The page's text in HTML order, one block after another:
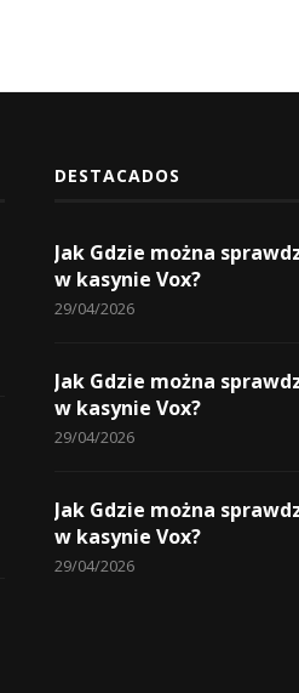
DESTACADOS
Jak Gdzie można
w kasynie Vox?
29/04/2026
Jak Gdzie można
w kasynie Vox?
29/04/2026
Jak Gdzie można
w kasynie Vox?
29/04/2026